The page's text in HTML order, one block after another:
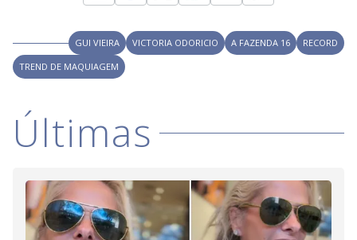
GUI VIEIRA VICTORIA ODORICIO A FAZENDA 16
RECORD
TREND DE MAQUIAGEM
Últimas